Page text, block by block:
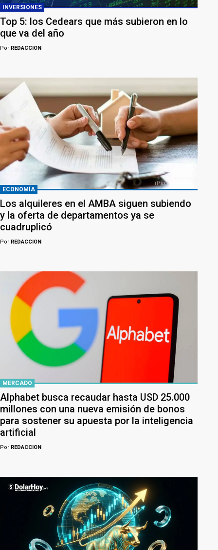
INVERSIONES
Top 5: los Cedears que más subieron en lo
que va del año
Por REDACCION
ECONOMÍA
Los alquileres en el AMBA siguen subiendo
y la oferta de departamentos ya se
cuadruplicó
Por REDACCION
MERCADO
Alphabet busca recaudar hasta USD 25.000
millones con una nueva emisión de bonos
para sostener su apuesta por la inteligencia
artificial
Por REDACCION